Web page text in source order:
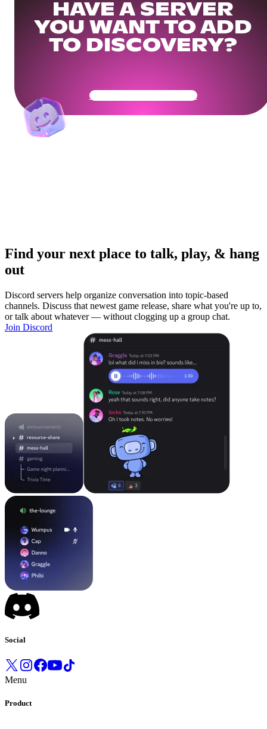
HAVE A SERVER
YOU WANT TO ADD
TO DISCOVERY?
Get Your Community Ready
Find your next place to talk, play, & hang
out
Discord servers help organize conversation into topic-based
channels. Discuss that newest game release, share what you're up to,
or talk about whatever — without clogging up a group chat.
Join Discord
Social
Menu
Product